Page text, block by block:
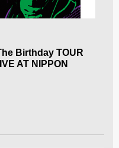
Birthday TOUR
AT NIPPON